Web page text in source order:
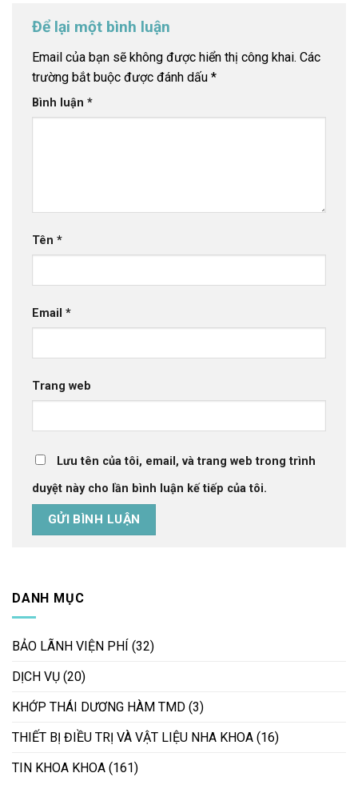
Để lại một bình luận
Email của bạn sẽ không được hiển thị công khai. Các
trường bắt buộc được đánh dấu *
Bình luận *
Tên *
Email *
Trang web
Lưu tên của tôi, email, và trang web trong trình
duyệt này cho lần bình luận kế tiếp của tôi.
DANH MỤC
BẢO LÃNH VIỆN PHÍ (32)
DỊCH VỤ (20)
KHỚP THÁI DƯƠNG HÀM TMD (3)
THIẾT BỊ ĐIỀU TRỊ VÀ VẬT LIỆU NHA KHOA (16)
TIN KHOA KHOA (161)